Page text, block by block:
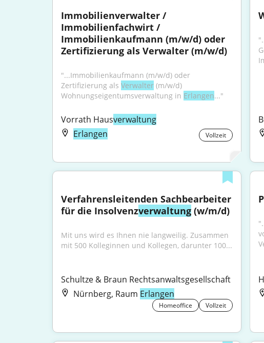
Immobilienverwalter /
Immobilienfachwirt /
Immobilienkaufmann (m/w/d) oder
Zertifizierung als Verwalter (m/w/d)
"...Immobilienkaufmann (m/w/d) oder
Zertifizierung als Verwalter (m/w/d)
Wohnungseigentumsverwaltung in Erlangen..."
Vorrath Hausverwaltung
Erlangen
Vollzeit
Verfahrensleitenden Sachbearbeiter
für die Insolvenzverwaltung (w/m/d)
Mit uns wird es Ihnen nie langweilig. Zusammen
mit 500 Kolleginnen und Kollegen, darunter 100...
Schultze & Braun Rechtsanwaltsgesellschaft
Nürnberg, Raum Erlangen
Homeoffice Vollzeit